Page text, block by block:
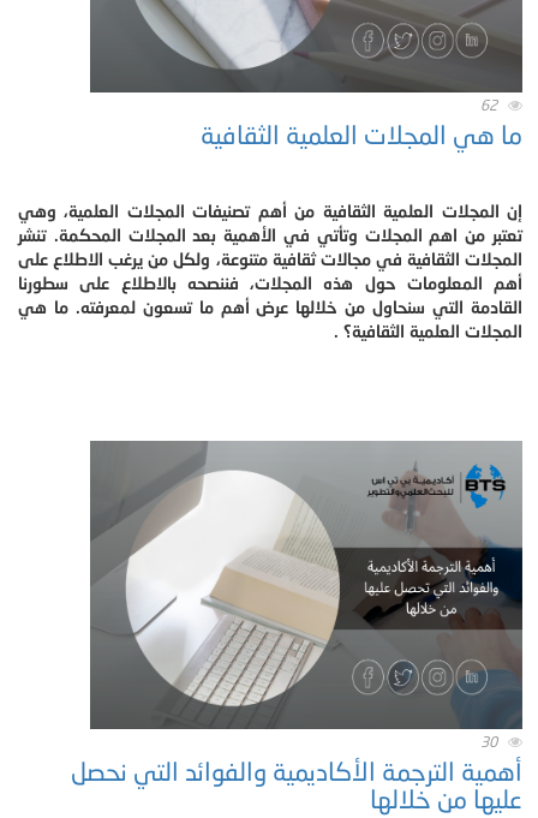
62
ما هي المجلات العلمية الثقافية‎
إن المجلات العلمية الثقافية من أهم تصنيفات المجلات العلمية، وهي
تعتبر من اهم المجلات وتأتي في الأهمية بعد المجلات المحكمة. تنشر
المجلات الثقافية في مجالات ثقافية متنوعة، ولكل من يرغب الاطلاع على
أهم المعلومات حول هذه المجلات، فننصحه بالاطلاع على سطورنا
القادمة التي سنحاول من خلالها عرض أهم ما تسعون لمعرفته. ما هي
المجلات العلمية الثقافية؟ .
30
أهمية الترجمة الأكاديمية والفوائد التي نحصل
عليها من خلالها